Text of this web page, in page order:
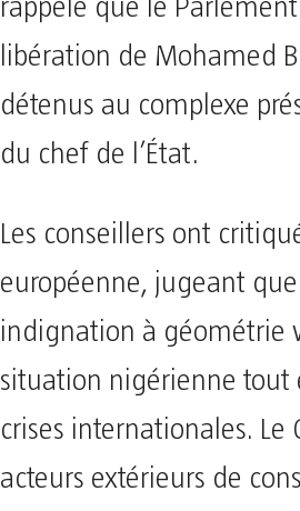
rappelé que le
libération de Mohamed
détenus au complexe
du chef de l’État.
Les conseillers ont
européenne, jugeant
indignation à géométrie
situation nigérienne tout
crises internationales. Le
acteurs extérieurs de